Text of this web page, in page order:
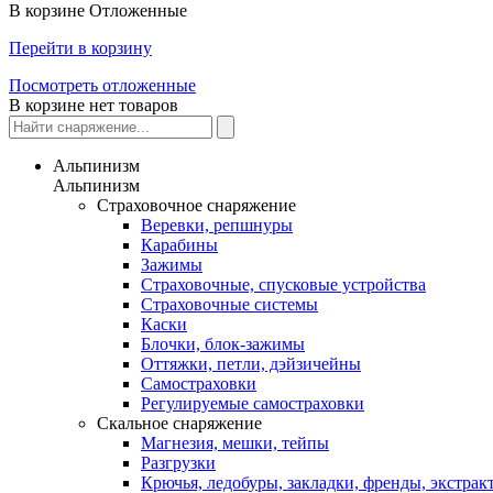
В корзине Отложенные
Перейти в корзину
Посмотреть отложенные
В корзине нет товаров
Альпинизм
Альпинизм
Страховочное снаряжение
Веревки, репшнуры
Карабины
Зажимы
Страховочные, спусковые устройства
Страховочные системы
Каски
Блочки, блок-зажимы
Оттяжки, петли, дэйзичейны
Самостраховки
Регулируемые самостраховки
Скальное снаряжение
Магнезия, мешки, тейпы
Разгрузки
Крючья, ледобуры, закладки, френды,